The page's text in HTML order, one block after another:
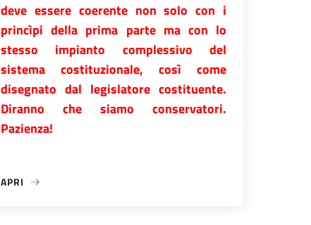
deve essere coerente non solo con i
princìpi della prima parte ma con lo
stesso impianto complessivo del
sistema costituzionale, così come
disegnato dal legislatore costituente.
Diranno che siamo conservatori.
Pazienza!
APRI
«QUALSIASI MODIFICA DELLA COSTITUZIONE DEVE ESSERE